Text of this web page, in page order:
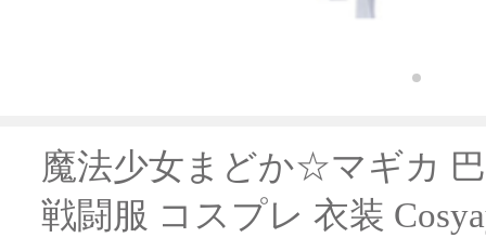
魔法少女まどか☆マギカ
戦闘服 コスプレ 衣装